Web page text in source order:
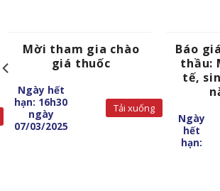
Mời tham gia chào
giá thuốc
Ngày hết
hạn: 16h30
ngày
07/03/2025
Tải xuống
Báo
thầu:
tế,
Ngày
hết
hạn: